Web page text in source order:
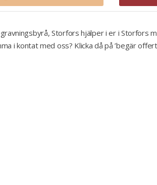
Storfors hjälper i er i Storfors
i kontat med oss? Klicka då på ’begär